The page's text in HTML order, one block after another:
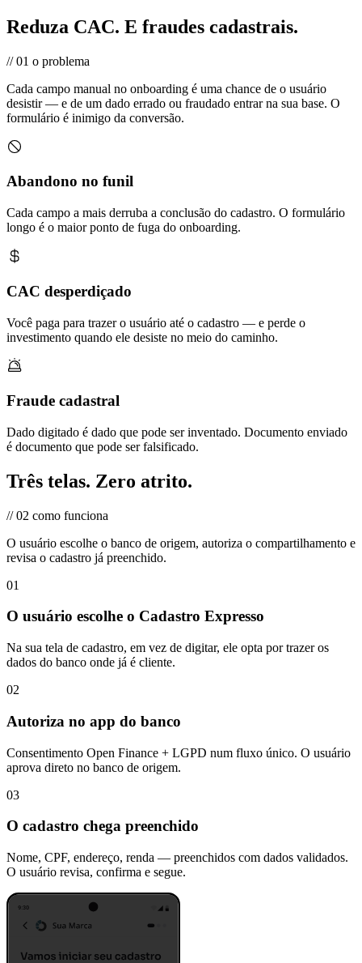
Reduza CAC. E fraudes cadastrais.
//01 o problema
Cada campo manual no onboarding é uma chance de o usuário
desistir — e de um dado errado ou fraudado entrar na sua base. O
formulário é inimigo da conversão.
Abandono no funil
Cada campo a mais derruba a conclusão do cadastro. O formulário
longo é o maior ponto de fuga do onboarding.
CAC desperdiçado
Você paga para trazer o usuário até o cadastro — e perde o
investimento quando ele desiste no meio do caminho.
Fraude cadastral
Dado digitado é dado que pode ser inventado. Documento enviado
é documento que pode ser falsificado.
Três telas. Zero atrito.
//02 como funciona
O usuário escolhe o banco de origem, autoriza o compartilhamento e
revisa o cadastro já preenchido.
01
O usuário escolhe o Cadastro Expresso
Na sua tela de cadastro, em vez de digitar, ele opta por trazer os
dados do banco onde já é cliente.
02
Autoriza no app do banco
Consentimento Open Finance + LGPD num fluxo único. O usuário
aprova direto no banco de origem.
03
O cadastro chega preenchido
Nome, CPF, endereço, renda — preenchidos com dados validados.
O usuário revisa, confirma e segue.